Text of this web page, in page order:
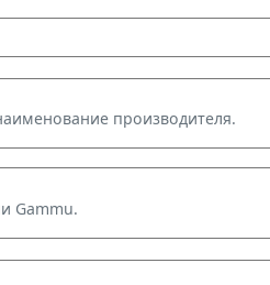
производителя.
Gammu.